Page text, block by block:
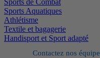
Sports Aquatiques
Athlétisme
Textile et bagagerie
Handisport et Sport adapté
Contactez nos